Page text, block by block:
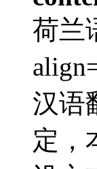
荷兰
汉语
定，